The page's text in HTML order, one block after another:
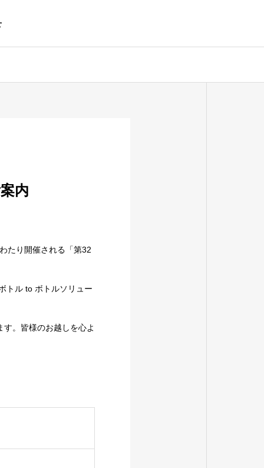
生産設備と品質管理体制
内
たり開催される「第32
トル to ボトルソリュー
。皆様のお越しを心よ